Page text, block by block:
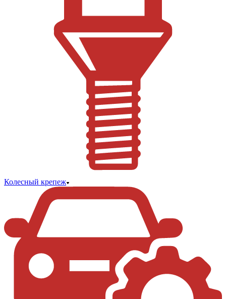
Колесный крепеж